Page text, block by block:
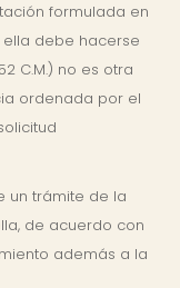
formulada en
ella debe hacerse
C.M.) no es otra
ordenada por el
un trámite de la
de acuerdo con
además a la